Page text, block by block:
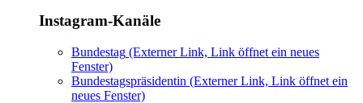
Instagram-Kanäle
Bundestag (Externer Link, Link öffnet ein neues
Fenster)
Bundestagspräsidentin (Externer Link, Link öffnet ein
neues Fenster)